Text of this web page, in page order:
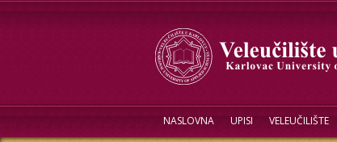
NASLOVNA UPISI VELEUČILIŠTE